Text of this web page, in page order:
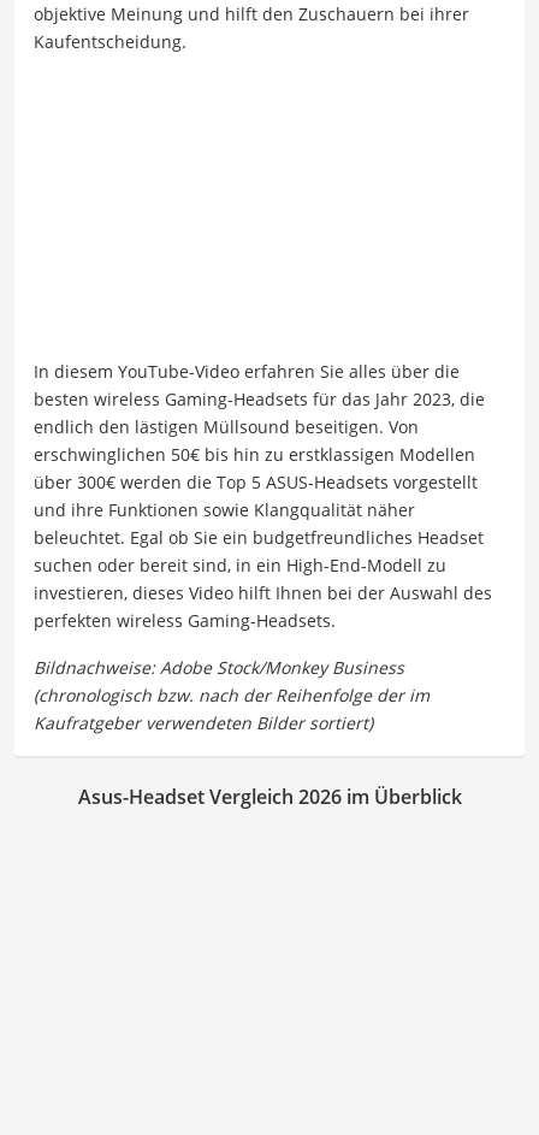
objektive Meinung und hilft den Zuschauern bei ihrer
Kaufentscheidung.
In diesem YouTube-Video erfahren Sie alles über die
besten wireless Gaming-Headsets für das Jahr 2023, die
endlich den lästigen Müllsound beseitigen. Von
erschwinglichen 50€ bis hin zu erstklassigen Modellen
über 300€ werden die Top 5 ASUS-Headsets vorgestellt
und ihre Funktionen sowie Klangqualität näher
beleuchtet. Egal ob Sie ein budgetfreundliches Headset
suchen oder bereit sind, in ein High-End-Modell zu
investieren, dieses Video hilft Ihnen bei der Auswahl des
perfekten wireless Gaming-Headsets.
Asus-Headset Vergleich 2026 im Überblick